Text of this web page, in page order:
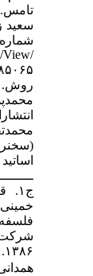
تامس.
شماره
Magazine/
روش.
حضرت
ج۱. قم:
فلسفه،
چاپ و نشر
۱۳۸۶.